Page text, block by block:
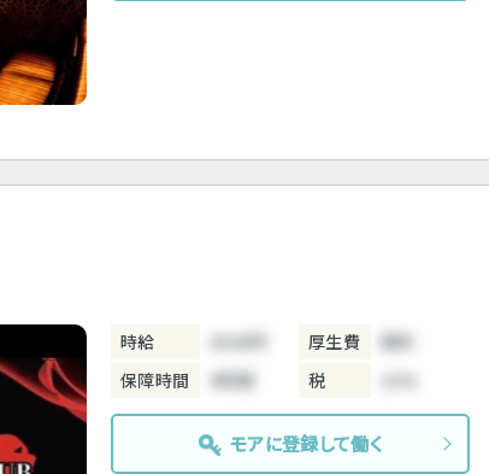
時給 4500円 厚生費
無料
保障時間
4時間 税
モアに登録して働く